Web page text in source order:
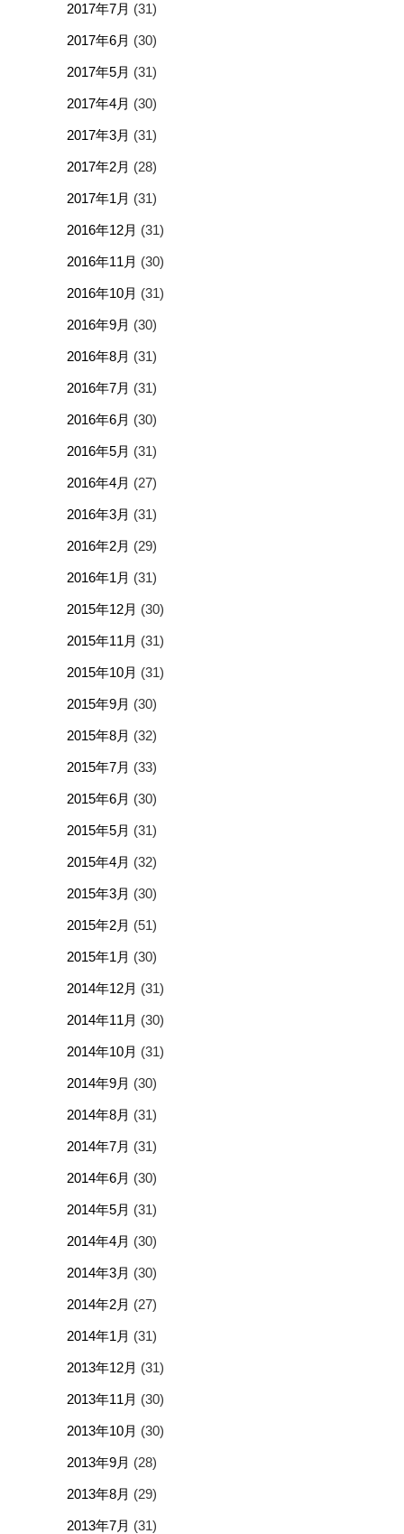
2017年7月 (31)
2017年6月 (30)
2017年5月 (31)
2017年4月 (30)
2017年3月 (31)
2017年2月 (28)
2017年1月 (31)
2016年12月 (31)
2016年11月 (30)
2016年10月 (31)
2016年9月 (30)
2016年8月 (31)
2016年7月 (31)
2016年6月 (30)
2016年5月 (31)
2016年4月 (27)
2016年3月 (31)
2016年2月 (29)
2016年1月 (31)
2015年12月 (30)
2015年11月 (31)
2015年10月 (31)
2015年9月 (30)
2015年8月 (32)
2015年7月 (33)
2015年6月 (30)
2015年5月 (31)
2015年4月 (32)
2015年3月 (30)
2015年2月 (51)
2015年1月 (30)
2014年12月 (31)
2014年11月 (30)
2014年10月 (31)
2014年9月 (30)
2014年8月 (31)
2014年7月 (31)
2014年6月 (30)
2014年5月 (31)
2014年4月 (30)
2014年3月 (30)
2014年2月 (27)
2014年1月 (31)
2013年12月 (31)
2013年11月 (30)
2013年10月 (30)
2013年9月 (28)
2013年8月 (29)
2013年7月 (31)